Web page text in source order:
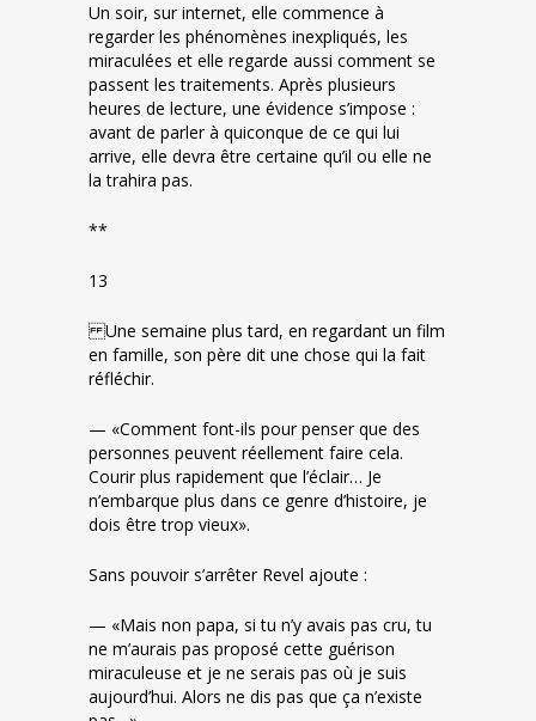
Un soir, sur internet, elle commence à
regarder les phénomènes inexpliqués, les
miraculées et elle regarde aussi comment se
passent les traitements. Après plusieurs
heures de lecture, une évidence s’impose :
avant de parler à quiconque de ce qui lui
arrive, elle devra être certaine qu’il ou elle ne
la trahira pas.
**
13
Une semaine plus tard, en regardant un film
en famille, son père dit une chose qui la fait
réfléchir.
— «Comment font-ils pour penser que des
personnes peuvent réellement faire cela.
Courir plus rapidement que l’éclair… Je
n’embarque plus dans ce genre d’histoire, je
dois être trop vieux».
Sans pouvoir s’arrêter Revel ajoute :
— «Mais non papa, si tu n’y avais pas cru, tu
ne m’aurais pas proposé cette guérison
miraculeuse et je ne serais pas où je suis
aujourd’hui. Alors ne dis pas que ça n’existe